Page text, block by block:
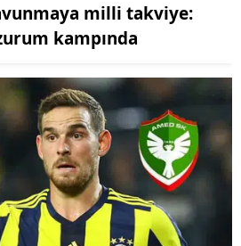
milli takviye:
kampında